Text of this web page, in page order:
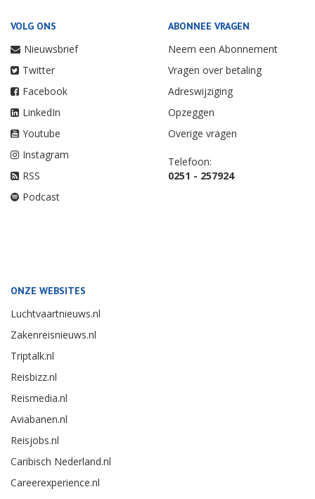
VOLG ONS
Nieuwsbrief
Twitter
Facebook
LinkedIn
Youtube
Instagram
RSS
Podcast
ABONNEE VRAGEN
Neem een Abonnement
Vragen over betaling
Adreswijziging
Opzeggen
Overige vragen
Telefoon:
0251 - 257924
ONZE WEBSITES
Luchtvaartnieuws.nl
Zakenreisnieuws.nl
Triptalk.nl
Reisbizz.nl
Reismedia.nl
Aviabanen.nl
Reisjobs.nl
Caribisch Nederland.nl
Careerexperience.nl